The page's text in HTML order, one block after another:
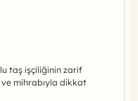
taş işçiliğinin zarif
ve mihrabıyla dikkat